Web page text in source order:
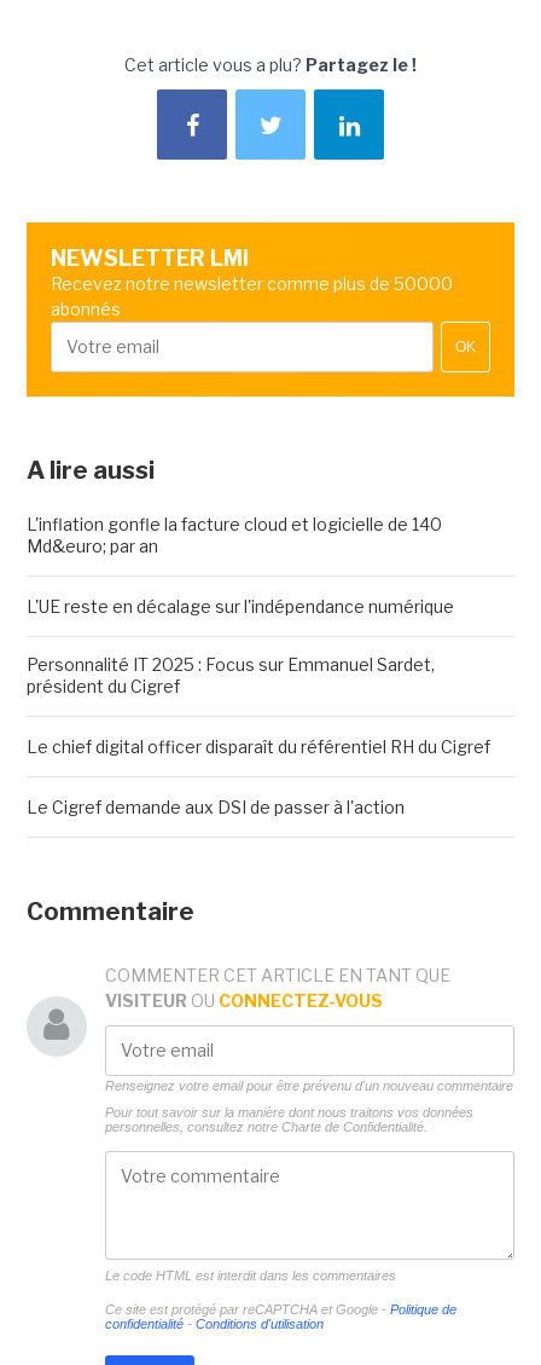
Cet article vous a plu? Partagez le !
NEWSLETTER LMI
Recevez notre newsletter comme plus de 50000
abonnés
OK
A lire aussi
L'inflation gonfle la facture cloud et logicielle de 140
Md&euro; par an
L'UE reste en décalage sur l'indépendance numérique
Personnalité IT 2025 : Focus sur Emmanuel Sardet,
président du Cigref
Le chief digital officer disparaît du référentiel RH du Cigref
Le Cigref demande aux DSI de passer à l'action
Commentaire
COMMENTER CET ARTICLE EN TANT QUE
VISITEUR OU CONNECTEZ-VOUS
Renseignez votre email pour être prévenu d'un nouveau commentaire
Pour tout savoir sur la manière dont nous traitons vos données
personnelles, consultez notre Charte de Confidentialité.
Le code HTML est interdit dans les commentaires
Ce site est protégé par reCAPTCHA et Google - Politique de
confidentialité- Conditions d'utilisation